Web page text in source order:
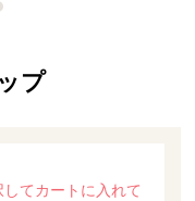
プ
てカートに入れて